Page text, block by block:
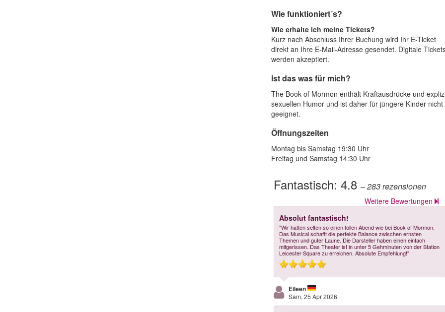
Wie funktioniert´s?
Wie erhalte ich meine Tickets?
Kurz nach Abschluss Ihrer Buchung wird Ihr E-Ticket
direkt an Ihre E-Mail-Adresse gesendet. Digitale
werden akzeptiert.
Ist das was für mich?
The Book of Mormon enthält Kraftausdrücke und
sexuellen Humor und ist daher für jüngere Kinder nicht
geeignet.
Öffnungszeiten
Montag bis Samstag 19:30 Uhr
Freitag und Samstag 14:30 Uhr
Fantastisch:4.8– 283rezensionen
Weitere Bewertungen
Absolut fantastisch!
"Wir hatten selten so einen tollen Abend wie bei Book of Mormon.
Das Musical schafft die perfekte Balance zwischen ernsten
Themen und guter Laune. Die Darsteller haben einen einfach
mitgerissen. Das Theater ist in unter 5 Gehminuten von der Station
Leicester Square zu erreichen. Absolute Empfehlung!"
Eileen
Sam, 25 Apr 2026